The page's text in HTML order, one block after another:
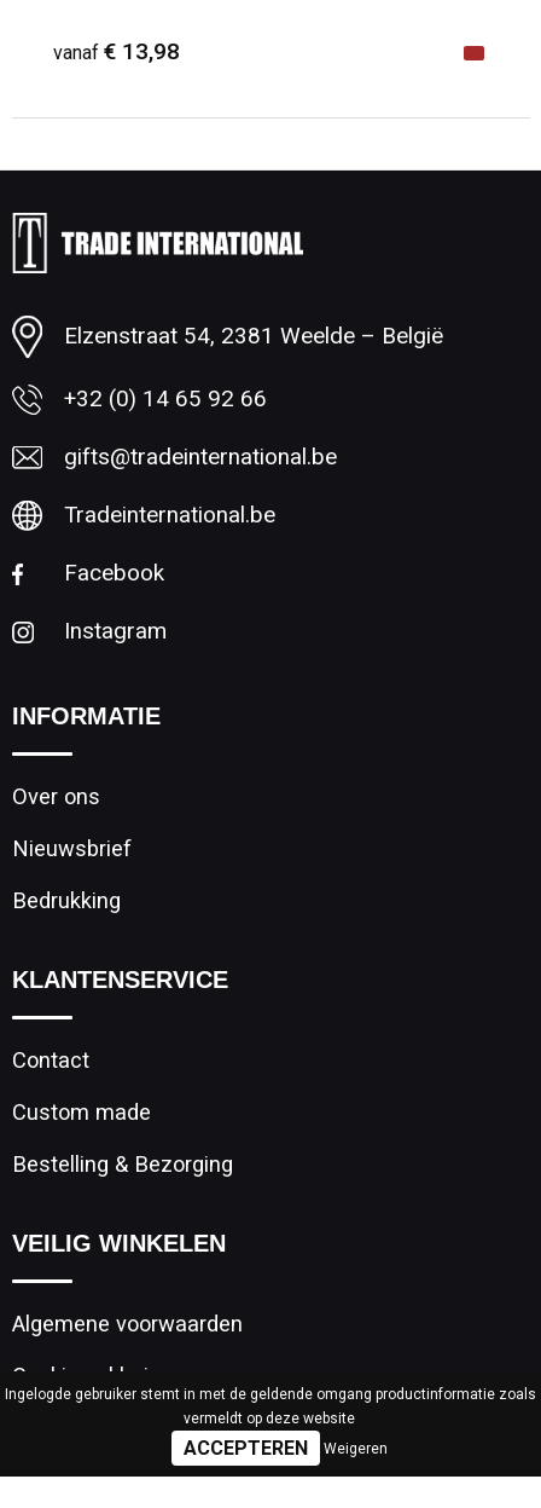
vanaf € 13,98
Elzenstraat 54, 2381 Weelde – België
+32 (0) 14 65 92 66
gifts@tradeinternational.be
Tradeinternational.be
Facebook
Instagram
INFORMATIE
Over ons
Nieuwsbrief
Bedrukking
KLANTENSERVICE
Contact
Custom made
Bestelling & Bezorging
VEILIG WINKELEN
Algemene voorwaarden
Cookieverklaring
Privacyverklaring
Disclaimer
Ingelogde gebruiker stemt in met de geldende omgang productinformatie zoals
vermeldt op deze website
Weigeren